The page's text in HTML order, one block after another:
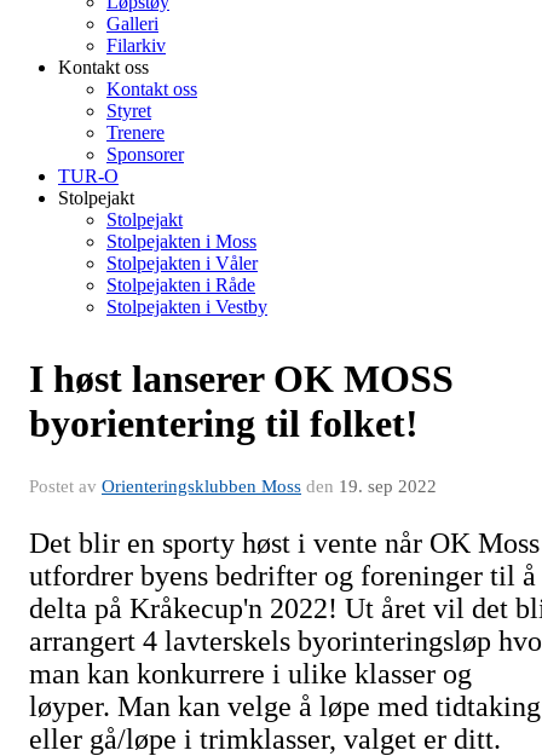
Galleri
Filarkiv
Kontakt oss
Kontakt oss
Styret
Trenere
Sponsorer
TUR-O
Stolpejakt
Stolpejakt
Stolpejakten i Moss
Stolpejakten i Våler
Stolpejakten i Råde
Stolpejakten i Vestby
I høst lanserer OK MOSS
byorientering til folket!
Postet av Orienteringsklubben Moss den 19. sep 2022
Det blir en sporty høst i vente når OK Moss
utfordrer byens bedrifter og foreninger til å
delta på Kråkecup'n 2022! Ut året vil det
arrangert 4 lavterskels byorinteringsløp
man kan konkurrere i ulike klasser og
løyper. Man kan velge å løpe med tidtaking
eller gå/løpe i trimklasser, valget er ditt.